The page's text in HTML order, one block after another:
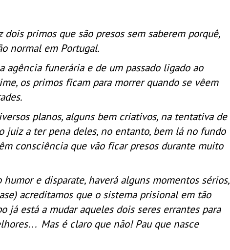
dois primos que são presos sem saberem porquê,
normal em Portugal.
agência funerária e de um passado ligado ao
os primos ficam para morrer quando se vêem
planos, alguns bem criativos, na tentativa de
juiz a ter pena deles, no entanto, bem lá no fundo
consciência que vão ficar presos durante muito
e disparate, haverá alguns momentos sérios,
acreditamos que o sistema prisional em tão
já está a mudar aqueles dois seres errantes para
Mas é claro que não! Pau que nasce